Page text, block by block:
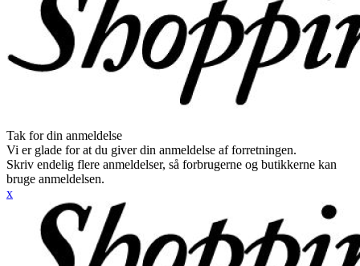
Tak for din anmeldelse
Vi er glade for at du giver din anmeldelse af forretningen.
Skriv endelig flere anmeldelser, så forbrugerne og butikkerne kan
bruge anmeldelsen.
x